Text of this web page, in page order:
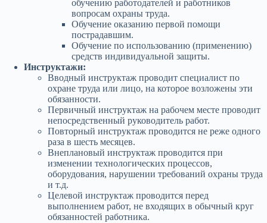
обучению работодателей и работников
вопросам охраны труда.
Обучение оказанию первой помощи
пострадавшим.
Обучение по использованию (применению)
средств индивидуальной защиты.
Инструктажи:
Вводный инструктаж проводит специалист по
охране труда или лицо, на которое возложены эти
обязанности.
Первичный инструктаж на рабочем месте проводит
непосредственный руководитель работ.
Повторный инструктаж проводится не реже одного
раза в шесть месяцев.
Внеплановый инструктаж проводится при
изменении технологических процессов,
оборудования, нарушении требований охраны труда
и т.д.
Целевой инструктаж проводится перед
выполнением работ, не входящих в обычный круг
обязанностей работника.